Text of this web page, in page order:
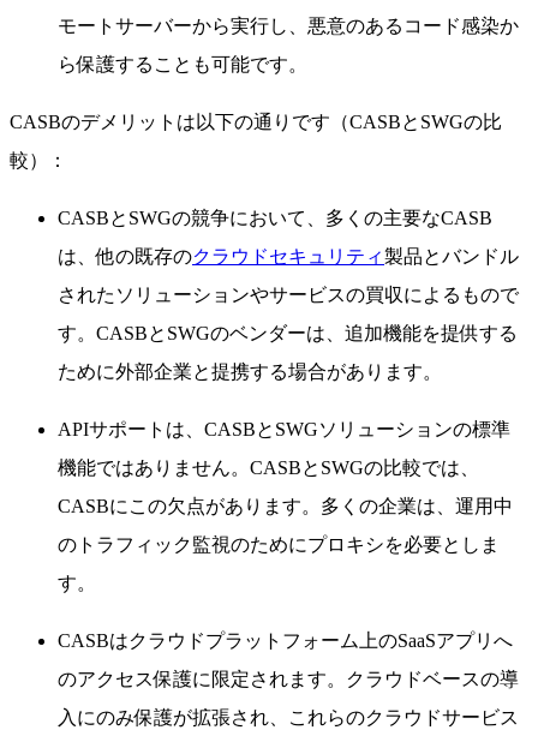
モートサーバーから実行し、悪意のあるコード感染か
ら保護することも可能です。
CASBのデメリットは以下の通りです（CASBとSWGの比
較）：
CASBとSWGの競争において、多くの主要なCASB
は、他の既存のクラウドセキュリティ製品とバンドル
されたソリューションやサービスの買収によるもので
す。CASBとSWGのベンダーは、追加機能を提供する
ために外部企業と提携する場合があります。
APIサポートは、CASBとSWGソリューションの標準
機能ではありません。CASBとSWGの比較では、
CASBにこの欠点があります。多くの企業は、運用中
のトラフィック監視のためにプロキシを必要としま
す。
CASBはクラウドプラットフォーム上のSaaSアプリへ
のアクセス保護に限定されます。クラウドベースの導
入にのみ保護が拡張され、これらのクラウドサービス